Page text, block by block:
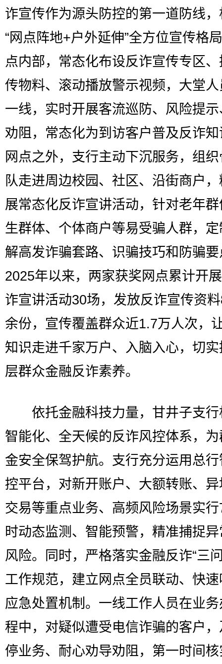
诈宣传作为源头防控的第一道防线
“网点阵地+户外延伸”全方位宣传格
点内部，常态化布设反诈宣传专区
传物料、滚动播放警示视频，大堂
一线，实时开展客流巡防、风险提
劝阻，常态化为到访客户普及反诈
网点之外，支行主动下沉服务，组
队走进周边校园、社区、沿街商户
展常态化反诈宣讲活动，针对老年
生群体、个体商户等易受骗人群，
解高发诈骗套路、识骗技巧和防骗
2025年以来，两家获奖网点累计开
诈宣讲活动30场，发放反诈宣传资
余份，宣传覆盖群众近1.7万人次，
知识走进千家万户、入脑入心，切
层群众金融反诈素养。
依托金融科技力量，甘井子支行
智能化、全天候的反诈风控体系，
金安全保驾护航。支行充分运用总
控平台，对新开账户、大额转账、
交易等重点业务、高频风险场景实
时动态监测、智能预警，精准捕捉
风险。同时，严格落实金融反诈“三
工作规范，建立网点全员联动、快
应急处置机制。一线工作人员在业
程中，对疑似遭受电信诈骗的客户
停业务、耐心劝导劝阻，第一时间